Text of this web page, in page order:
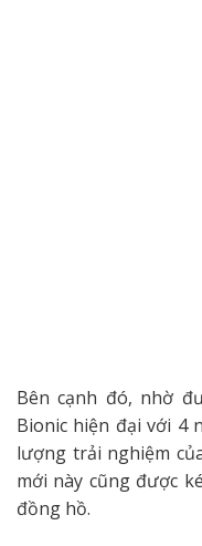
Bên cạnh đó, nhờ
Bionic hiện đại với 4
lượng trải nghiệm
mới này cũng được
đồng hồ.